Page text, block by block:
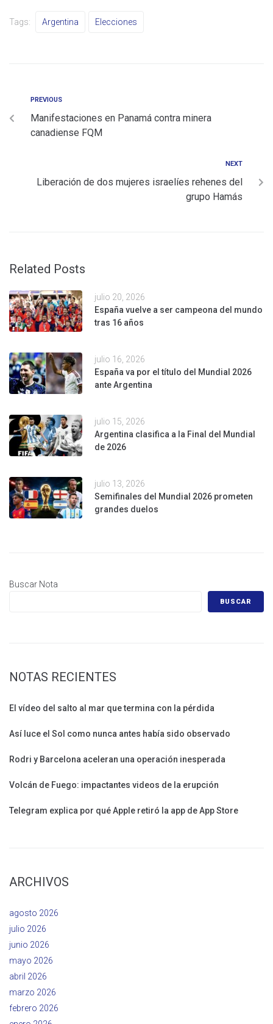
Tags: Argentina Elecciones
PREVIOUS
Manifestaciones en Panamá contra minera
canadiense FQM
NEXT
Liberación de dos mujeres israelíes rehenes del
grupo Hamás
Related Posts
julio 20, 2026
España vuelve a ser campeona del mundo
tras 16 años
julio 16, 2026
España va por el título del Mundial 2026
ante Argentina
julio 15, 2026
Argentina clasifica a la Final del Mundial
de 2026
julio 13, 2026
Semifinales del Mundial 2026 prometen
grandes duelos
Buscar Nota
BUSCAR
NOTAS RECIENTES
El vídeo del salto al mar que termina con la pérdida
Así luce el Sol como nunca antes había sido observado
Rodri y Barcelona aceleran una operación inesperada
Volcán de Fuego: impactantes videos de la erupción
Telegram explica por qué Apple retiró la app de App Store
ARCHIVOS
agosto 2026
julio 2026
junio 2026
mayo 2026
abril 2026
marzo 2026
febrero 2026